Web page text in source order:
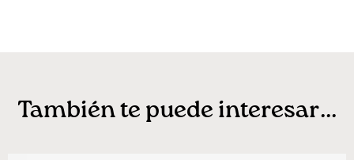
También te puede interesar...